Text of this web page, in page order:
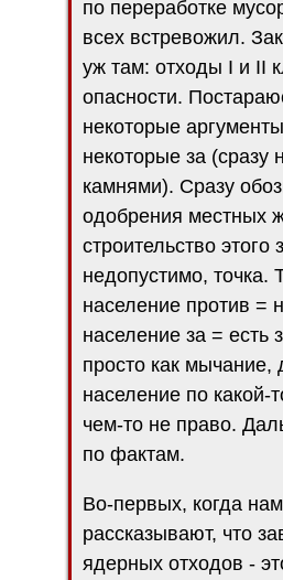
по переработке
всех встревожил.
уж там: отходы I и II
опасности.
некоторые
некоторые за (сразу
камнями). Сразу
одобрения местных
строительство этого
недопустимо, точка.
население против =
население за = есть
просто как мычание,
население по какой-
чем-то не право.
по фактам.
Во-первых, когда нам
рассказывают, что
ядерных отходов -